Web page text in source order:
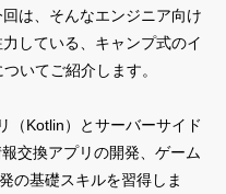
は、そんなエンジニア向け
している、キャンプ式のイ
いてご紹介します。
（Kotlin）とサーバーサイド
交換アプリの開発、ゲーム
の基礎スキルを習得しま